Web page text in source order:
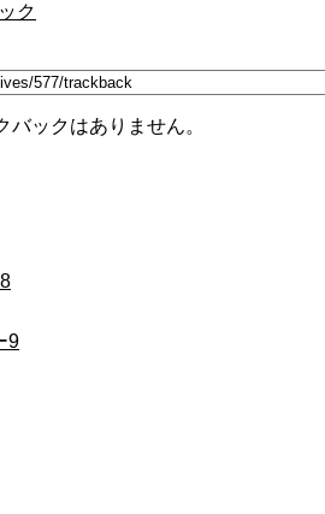
ク
バックはありません。
9